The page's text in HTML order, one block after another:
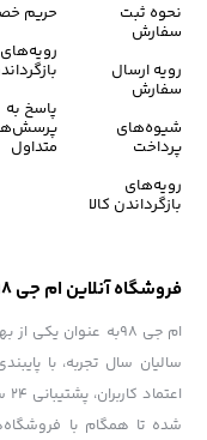
نحوه ثبت
سفارش
رویه ارسال
سفارش
شیوه‌های
پرداخت
رویه‌های
بازگرداندن کالا
حریم
رویه‌های
پاسخ به
متداول
فروشگاه آنلاین ام جی 98، بررسی، انتخاب و خرید آنلاین
ام جی 98به عنوان
سالیان سال تجربه، با
شده تا همگام با